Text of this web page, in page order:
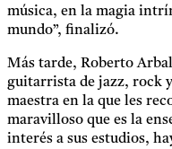
música, en la magia
mundo”, finalizó.
Más tarde, Roberto
guitarrista de jazz, rock
maestra en la que les
maravilloso que es la
interés a sus estudios,